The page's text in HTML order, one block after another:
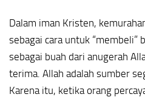
Dalam iman Kristen,
sebagai cara untuk “membeli”
sebagai buah dari anugerah
terima. Allah adalah sumber
Karena itu, ketika orang